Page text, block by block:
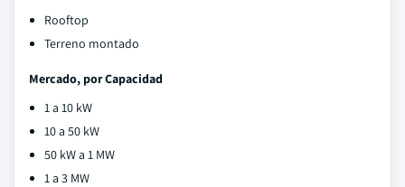
Rooftop
Terreno montado
Mercado, por Capacidad
1 a 10 kW
10 a 50 kW
50 kW a 1 MW
1 a 3 MW